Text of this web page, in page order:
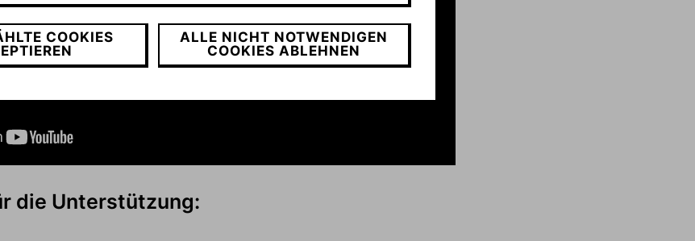
die Unterstützung:
COOKIES
ALLE NICHT NOTWENDIGEN
COOKIES ABLEHNEN